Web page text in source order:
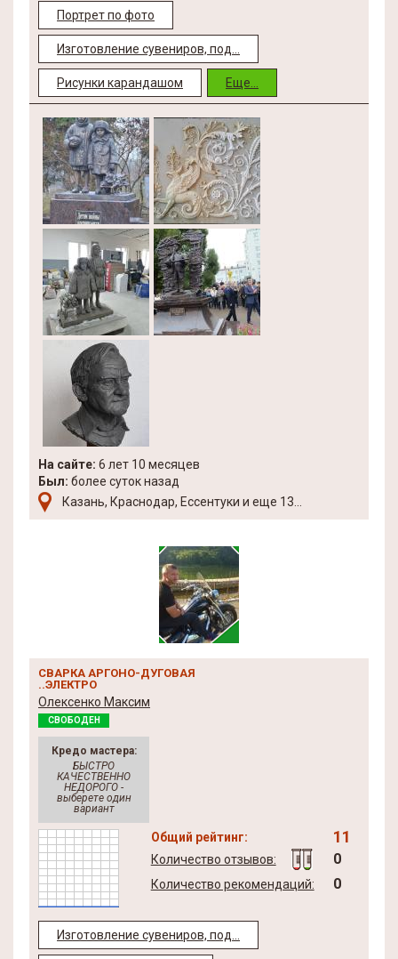
Портрет по фото
Изготовление сувениров, под...
Рисунки карандашом Еще...
На сайте: 6 лет 10 месяцев
Был: более суток назад
Казань, Краснодар, Ессентуки и еще 13...
СВАРКА АРГОНО-ДУГОВАЯ
..ЭЛЕКТРО
Олексенко Максим
СВОБОДЕН
Кредо мастера:
БЫСТРО
КАЧЕСТВЕННО
НЕДОРОГО -
выберете один
вариант
Общий рейтинг: 11
Количество отзывов: 0
Количество рекомендаций: 0
Изготовление сувениров, под...